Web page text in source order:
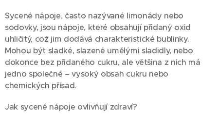
Sycené nápoje, často nazývané limonády nebo
sodovky, jsou nápoje, které obsahují přidaný oxid
uhličitý, což jim dodává charakteristické bublinky.
Mohou být sladké, slazené umělými sladidly, nebo
dokonce bez přidaného cukru, ale většina z nich má
jedno společné – vysoký obsah cukru nebo
chemických přísad.
Jak sycené nápoje ovlivňují zdraví?